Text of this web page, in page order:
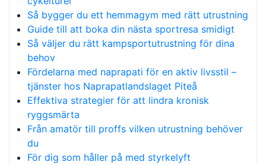
Så bygger du ett hemmagym med rätt utrustning
Guide till att boka din nästa sportresa smidigt
Så väljer du rätt kampsportutrustning för dina
behov
Fördelarna med naprapati för en aktiv livsstil –
tjänster hos Naprapatlandslaget Piteå
Effektiva strategier för att lindra kronisk
ryggsmärta
Från amatör till proffs vilken utrustning behöver
du
För dig som håller på med styrkelyft